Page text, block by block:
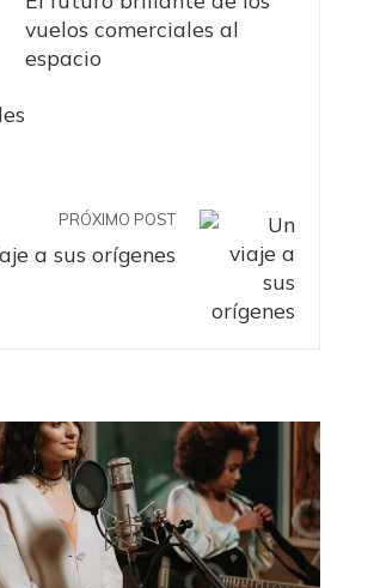
vuelos comerciales al
espacio
PRÓXIMO POST
a sus orígenes